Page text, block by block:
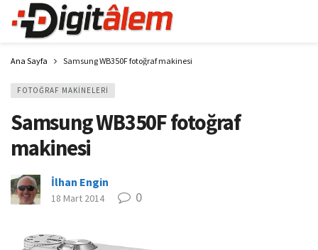
Ana Sayfa Samsung WB350F fotoğraf makinesi
FOTOĞRAF MAKINELERI
Samsung WB350F fotoğraf
makinesi
İlhan Engin
18 Mart 2014 0